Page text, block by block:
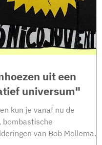
uit een
universum"
kun je vanaf nu de
bombastische
van Bob Mollema